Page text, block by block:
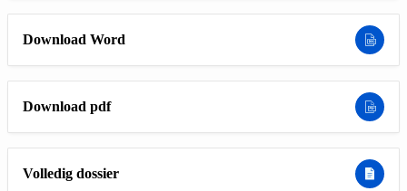
Download Word
Download pdf
Volledig dossier